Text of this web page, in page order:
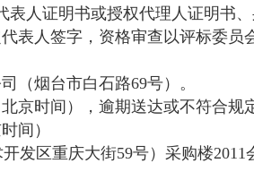
表人证明书或授权代理人证明书
表人签字，资格审查以评标委
（烟台市白石路69号）。
京时间），逾期送达或不符合规
间）
发区重庆大街59号）采购楼2011